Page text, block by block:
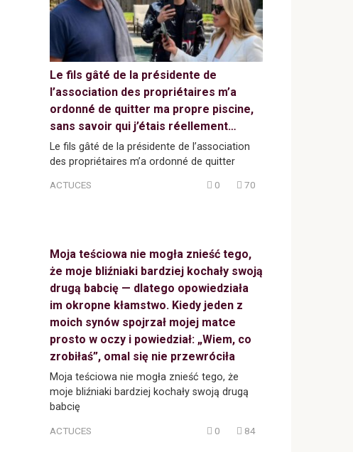
Le fils gâté de la présidente de
l’association des propriétaires m’a
ordonné de quitter ma propre piscine,
sans savoir qui j’étais réellement…
Le fils gâté de la présidente de l’association
des propriétaires m’a ordonné de quitter
ACTUCES 0 70
Moja teściowa nie mogła znieść tego,
że moje bliźniaki bardziej kochały swoją
drugą babcię — dlatego opowiedziała
im okropne kłamstwo. Kiedy jeden z
moich synów spojrzał mojej matce
prosto w oczy i powiedział: „Wiem, co
zrobiłaś”, omal się nie przewróciła
Moja teściowa nie mogła znieść tego, że
moje bliźniaki bardziej kochały swoją drugą
babcię
ACTUCES 0 84